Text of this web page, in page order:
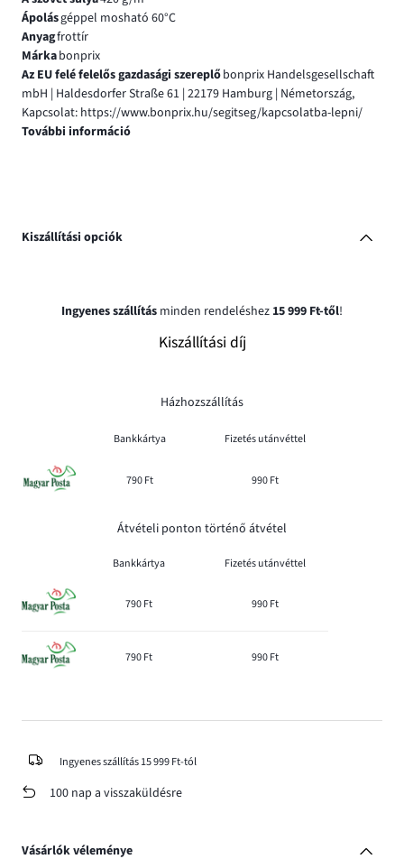
Ápolásgéppel mosható 60°C
Anyagfrottír
Márkabonprix
Az EU felé felelős gazdasági szereplőbonprix Handelsgesellschaft
mbH | Haldesdorfer Straße 61 | 22179 Hamburg | Németország,
Kapcsolat: https://www.bonprix.hu/segitseg/kapcsolatba-lepni/
További információ
Kiszállítási opciók
Ingyenes szállítás minden rendeléshez 15 999 Ft-től!
Kiszállítási díj
Házhozszállítás
Bankkártya Fizetés utánvéttel
790 Ft 990 Ft
Átvételi ponton történő átvétel
Bankkártya Fizetés utánvéttel
790 Ft 990 Ft
790 Ft 990 Ft
Ingyenes szállítás 15 999 Ft-tól
100 nap a visszaküldésre
Vásárlók véleménye